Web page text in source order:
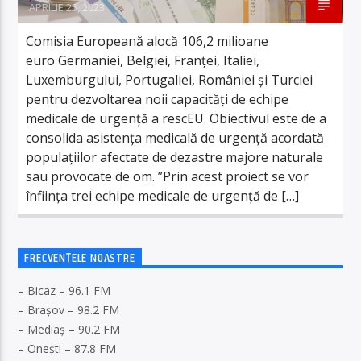
APRILIE 25, 2023
Comisia Europeană alocă 106,2 milioane
euro Germaniei, Belgiei, Franței, Italiei,
Luxemburgului, Portugaliei, României și Turciei
pentru dezvoltarea noii capacități de echipe
medicale de urgență a rescEU. Obiectivul este de a
consolida asistența medicală de urgență acordată
populațiilor afectate de dezastre majore naturale
sau provocate de om. ”Prin acest proiect se vor
înființa trei echipe medicale de urgență de […]
FRECVENȚELE NOASTRE
– Bicaz – 96.1 FM
– Brașov – 98.2 FM
– Mediaș – 90.2 FM
– Onești – 87.8 FM